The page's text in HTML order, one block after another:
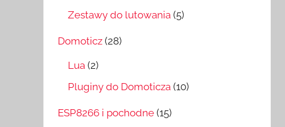
Zestawy do lutowania (5)
Domoticz (28)
Lua (2)
Pluginy do Domoticza (10)
ESP8266 i pochodne (15)